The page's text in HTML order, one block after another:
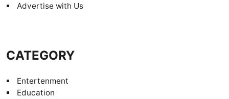
Advertise with Us
CATEGORY
Entertenment
Education